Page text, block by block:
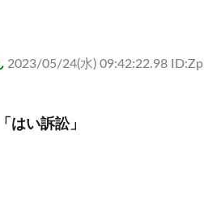
2023/05/24(水) 09:42:22.98
はい訴訟」